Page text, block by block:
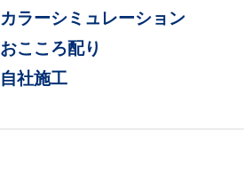
カラーシミュレーション
おこころ配り
自社施工